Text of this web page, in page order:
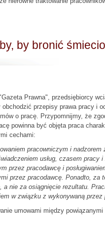
by bronić
Prawna", przedsiębiorcy
obchodzić przepisy prawa pracy i
o pracę. Przypomnijmy, że
powinna być objęta praca
cechami:
pracowniczym i nadzorem
usług, czasem pracy
przez pracodawcę i
przez pracodawcę. Ponadto, za
nie za osiągnięcie rezultatu.
w związku z wykonywaną przez
umowami między